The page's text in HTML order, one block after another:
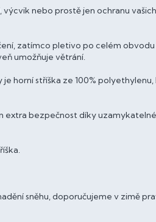
nebo prostě jen ochranu
zatímco pletivo po celém obvodu
umožňuje větrání.
horní stříška ze 100%
extra bezpečnost díky
sněhu, doporučujeme v zimě